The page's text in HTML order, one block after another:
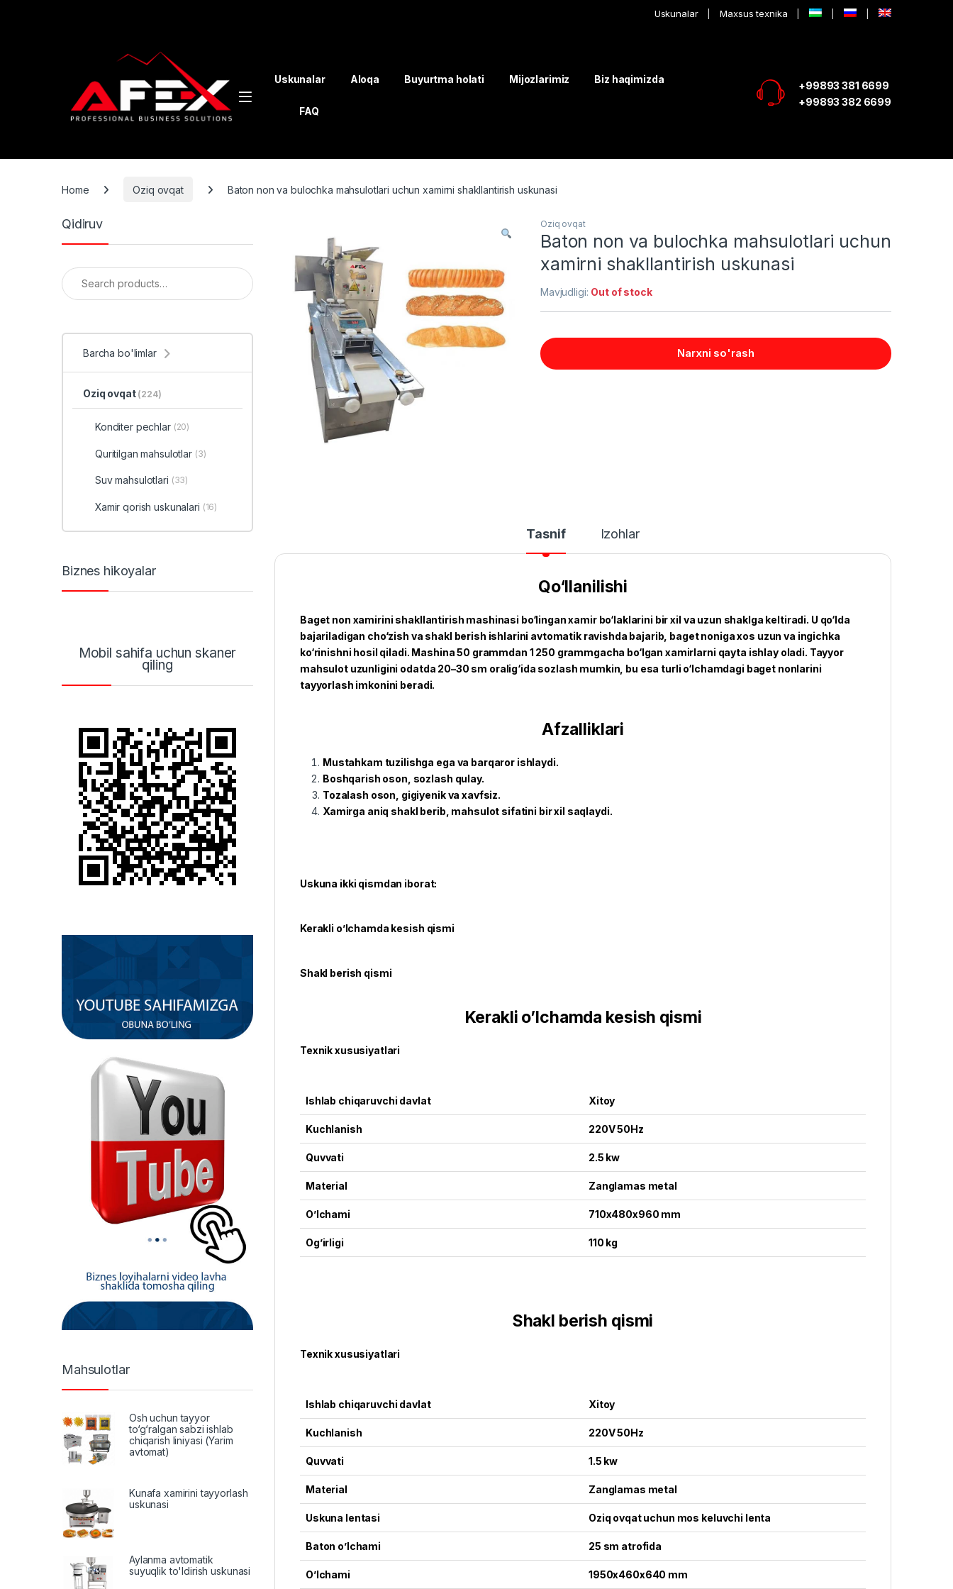
Uskunalar Maxsus texnika
Uskunalar Aloqa Buyurtma holati Mijozlarimiz Biz haqimizda
FAQ
+99893 381 6699
+99893 382 6699
Home Oziq ovqat Baton non va bulochka mahsulotlari uchun xamirni shakllantirish uskunasi
Oziq ovqat
Baton non va bulochka mahsulotlari uchun
xamirni shakllantirish uskunasi
Mavjudligi: Out of stock
Narxni so'rash
Tasnif Izohlar
Qo‘llanilishi
Baget non xamirini shakllantirish mashinasi bo‘lingan xamir bo‘laklarini bir xil va uzun shaklga keltiradi. U qo‘lda
bajariladigan cho‘zish va shakl berish ishlarini avtomatik ravishda bajarib, baget noniga xos uzun va ingichka
ko‘rinishni hosil qiladi. Mashina 50 grammdan 1 250 grammgacha bo‘lgan xamirlarni qayta ishlay oladi. Tayyor
mahsulot uzunligini odatda 20–30 sm oralig‘ida sozlash mumkin, bu esa turli o‘lchamdagi baget nonlarini
tayyorlash imkonini beradi.
Afzalliklari
Mustahkam tuzilishga ega va barqaror ishlaydi.
Boshqarish oson, sozlash qulay.
Tozalash oson, gigiyenik va xavfsiz.
Xamirga aniq shakl berib, mahsulot sifatini bir xil saqlaydi.
Uskuna ikki qismdan iborat:
Kerakli o’lchamda kesish qismi
Shakl berish qismi
Kerakli o’lchamda kesish qismi
Texnik xususiyatlari
Ishlab chiqaruvchi davlat Xitoy
Kuchlanish 220V 50Hz
Quvvati 2.5 kw
Material Zanglamas metal
O’lchami 710x480x960 mm
Og’irligi 110 kg
Shakl berish qismi
Texnik xususiyatlari
Ishlab chiqaruvchi davlat Xitoy
Kuchlanish 220V 50Hz
Quvvati 1.5 kw
Material Zanglamas metal
Uskuna lentasi Oziq ovqat uchun mos keluvchi lenta
Baton o’lchami 25 sm atrofida
O’lchami 1950x460x640 mm
Qidiruv
Search for:
Barcha bo'limlar
Oziq ovqat (224)
Konditer pechlar (20)
Quritilgan mahsulotlar (3)
Suv mahsulotlari (33)
Xamir qorish uskunalari (16)
Biznes hikoyalar
Mobil sahifa uchun skaner
qiling
Mahsulotlar
Osh uchun tayyor
to‘g‘ralgan sabzi ishlab
chiqarish liniyasi (Yarim
avtomat)
Kunafa xamirini tayyorlash
uskunasi
Aylanma avtomatik
suyuqlik to'ldirish uskunasi